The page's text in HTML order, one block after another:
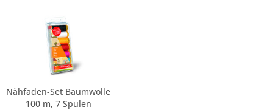
Nähfaden-Set Baumwolle
100 m, 7 Spulen